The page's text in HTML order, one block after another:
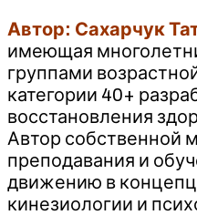
Автор: Сахарчук
имеющая
группами
категории 40+
восстановления
Автор собственной
преподавания и
движению в
кинезиологии и